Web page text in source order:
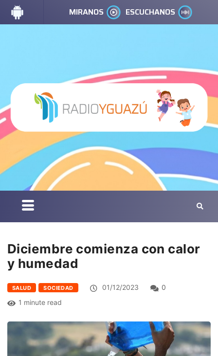
MIRANOS ESCUCHANOS
Diciembre comienza con calor
y humedad
SALUD SOCIEDAD 01/12/2023
0
1 minute read